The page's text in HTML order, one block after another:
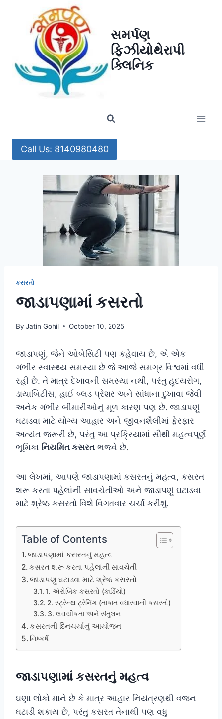
સમર્પણ
ફિઝીયોથેરાપી
ક્લિનિક
Call Us: 8140980480
કસરતો
જાડાપણામાં કસરતો
By Jatin Gohil October 10, 2025
જાડાપણું, જેને ઓબેસિટી પણ કહેવાય છે, એ એક
ગંભીર સ્વાસ્થ્ય સમસ્યા છે જે આજે સમગ્ર વિશ્વમાં વધી
રહી છે. તે માત્ર દેખાવની સમસ્યા નથી, પરંતુ હૃદયરોગ,
ડાયાબિટીસ, હાઈ બ્લડ પ્રેશર અને સાંધાના દુખાવા જેવી
અનેક ગંભીર બીમારીઓનું મૂળ કારણ પણ છે. જાડાપણું
ઘટાડવા માટે યોગ્ય આહાર અને જીવનશૈલીમાં ફેરફાર
અત્યંત જરૂરી છે, પરંતુ આ પ્રક્રિયામાં સૌથી મહત્વપૂર્ણ
ભૂમિકા નિયમિત કસરતભજવે છે.
આ લેખમાં, આપણે જાડાપણામાં કસરતનું મહત્વ, કસરત
શરૂ કરતા પહેલાંની સાવચેતીઓ અને જાડાપણું ઘટાડવા
માટે શ્રેષ્ઠ કસરતો વિશે વિગતવાર ચર્ચા કરીશું.
Table of Contents
જાડાપણામાં કસરતનું મહત્વ
કસરત શરૂ કરતા પહેલાંની સાવચેતી
જાડાપણું ઘટાડવા માટે શ્રેષ્ઠ કસરતો
1. ઍરોબિક કસરતો (કાર્ડિયો)
2. સ્ટ્રેન્થ ટ્રેનિંગ (તાકાત વધારવાની કસરતો)
3. લવચીકતા અને સંતુલન
કસરતની દિનચર્યાનું આયોજન
નિષ્કર્ષ
જાડાપણામાં કસરતનું મહત્વ
ઘણા લોકો માને છે કે માત્ર આહાર નિયંત્રણથી વજન
ઘટાડી શકાય છે, પરંતુ કસરત તેનાથી પણ વધુ